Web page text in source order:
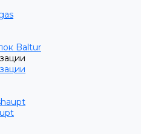
Baltur